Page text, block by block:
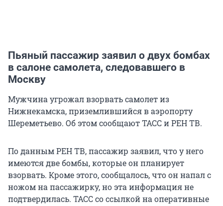
Пьяный пассажир заявил о двух бомбах
в салоне самолета, следовавшего в
Москву
Мужчина угрожал взорвать самолет из
Нижнекамска, приземлившийся в аэропорту
Шереметьево. Об этом сообщают ТАСС и РЕН ТВ.
По данным РЕН ТВ, пассажир заявил, что у него
имеются две бомбы, которые он планирует
взорвать. Кроме этого, сообщалось, что он напал с
ножом на пассажирку, но эта информация не
подтвердилась. ТАСС со ссылкой на оперативные